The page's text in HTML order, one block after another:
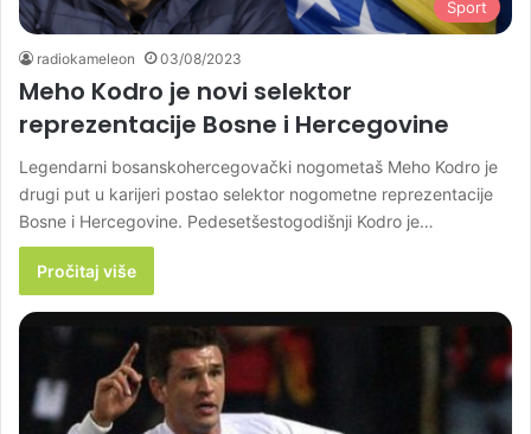
Sport
radiokameleon 03/08/2023
Meho Kodro je novi selektor
reprezentacije Bosne i Hercegovine
Legendarni bosanskohercegovački nogometaš Meho Kodro je
drugi put u karijeri postao selektor nogometne reprezentacije
Bosne i Hercegovine. Pedesetšestogodišnji Kodro je…
Pročitaj više